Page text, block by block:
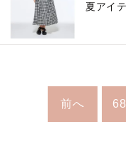
夏アイ
前へ 68